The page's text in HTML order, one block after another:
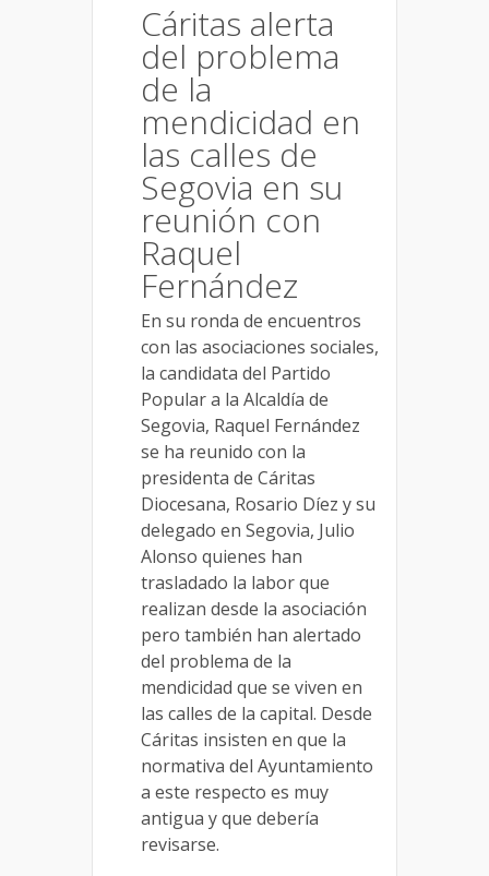
Cáritas alerta
del problema
de la
mendicidad en
las calles de
Segovia en su
reunión con
Raquel
Fernández
En su ronda de encuentros
con las asociaciones sociales,
la candidata del Partido
Popular a la Alcaldía de
Segovia, Raquel Fernández
se ha reunido con la
presidenta de Cáritas
Diocesana, Rosario Díez y su
delegado en Segovia, Julio
Alonso quienes han
trasladado la labor que
realizan desde la asociación
pero también han alertado
del problema de la
mendicidad que se viven en
las calles de la capital. Desde
Cáritas insisten en que la
normativa del Ayuntamiento
a este respecto es muy
antigua y que debería
revisarse.